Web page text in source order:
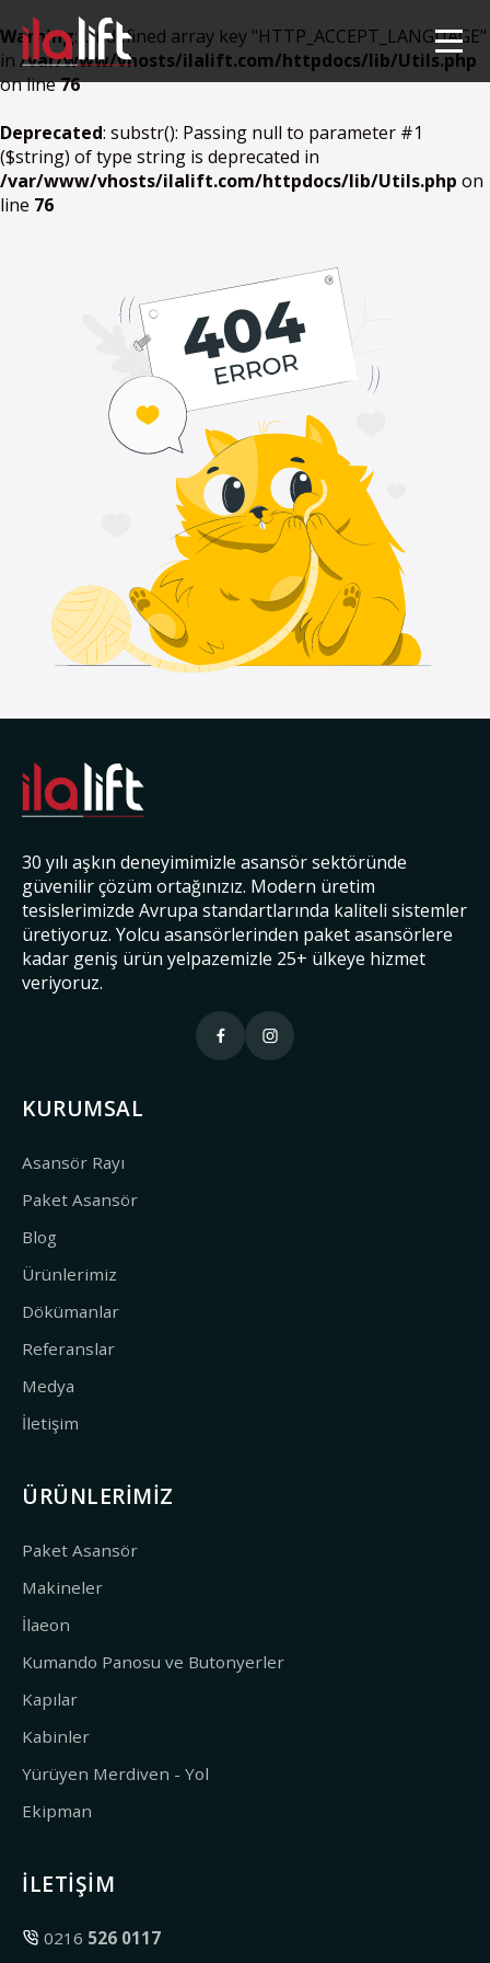
Warning: Undefined array key "HTTP_ACCEPT_LANGUAGE"
in /var/www/vhosts/ilalift.com/httpdocs/lib/Utils.php
on line76
Deprecated: substr(): Passing null to parameter #1
($string) of type string is deprecated in
/var/www/vhosts/ilalift.com/httpdocs/lib/Utils.php on
line 76
30 yılı aşkın deneyimimizle asansör sektöründe
güvenilir çözüm ortağınızız. Modern üretim
tesislerimizde Avrupa standartlarında kaliteli sistemler
üretiyoruz. Yolcu asansörlerinden paket asansörlere
kadar geniş ürün yelpazemizle 25+ ülkeye hizmet
veriyoruz.
KURUMSAL
Asansör Rayı
Paket Asansör
Blog
Ürünlerimiz
Dökümanlar
Referanslar
Medya
İletişim
ÜRÜNLERIMIZ
Paket Asansör
Makineler
İlaeon
Kumando Panosu ve Butonyerler
Kapılar
Kabinler
Yürüyen Merdiven - Yol
Ekipman
İLETIŞIM
0216 526 0117